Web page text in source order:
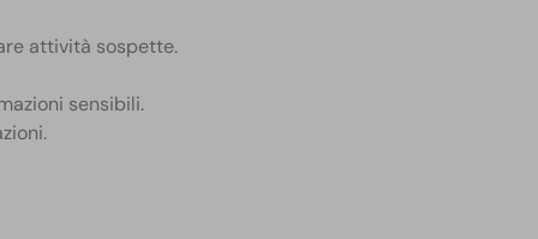
attività sospette.
sensibili.